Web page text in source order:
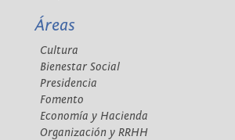
Áreas
Cultura
Bienestar Social
Presidencia
Fomento
Economía y Hacienda
Organización y RRHH